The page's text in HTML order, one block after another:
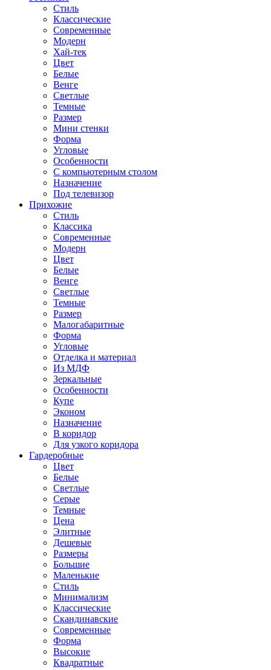
Стиль
Классические
Современные
Модерн
Хай-тек
Цвет
Белые
Венге
Светлые
Темные
Размер
Мини стенки
Форма
Угловые
Особенности
С компьютерным столом
Назначение
Под телевизор
Прихожие
Стиль
Классика
Современные
Модерн
Цвет
Белые
Венге
Светлые
Темные
Размер
Малогабаритные
Форма
Угловые
Отделка и материал
Из МДФ
Зеркальные
Особенности
Купе
Эконом
Назначение
В коридор
Для узкого коридора
Гардеробные
Цвет
Белые
Светлые
Серые
Темные
Цена
Элитные
Дешевые
Размеры
Большие
Маленькие
Стиль
Минимализм
Классические
Скандинавские
Современные
Форма
Высокие
Квадратные